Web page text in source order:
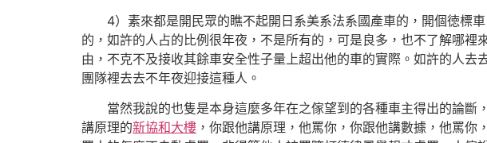
4）素來都是開民眾的瞧不起開日系美系法系國產車的，開個徳標車
的，如許的人占的比例很年夜，不是所有的，可是良多，也不了解哪
由，不克不及接收其餘車安全性子量上超出他的車的實際。如許的人
團隊裡去去不年夜迎接這種人。
當然我說的也隻是本身這麼多年在之傢望到的各種車主得出的論斷
講原理的新協和大樓 ，你跟他講原理，他罵你，你跟他講數據，他罵